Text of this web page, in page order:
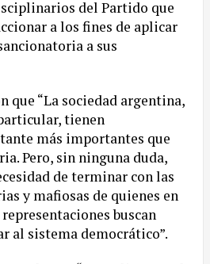
del Partido que
a los fines de aplicar
a sus
que “La sociedad argentina,
tienen
más importantes que
Pero, sin ninguna duda,
de terminar con las
y mafiosas de quienes en
buscan
al sistema democrático”.